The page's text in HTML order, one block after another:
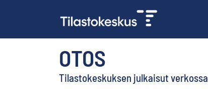
OTOS
Tilastokeskuksen julkaisut verkossa